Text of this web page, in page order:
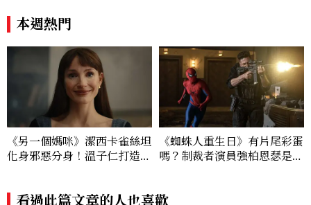
180元起輕鬆微醺
本週熱門
《另一個媽咪》潔西卡雀絲坦
化身邪惡分身！溫子仁打造年
《蜘蛛人重生日》有片尾彩蛋
嗎？制裁者演員強柏恩瑟是
看過此篇文章的人也喜歡